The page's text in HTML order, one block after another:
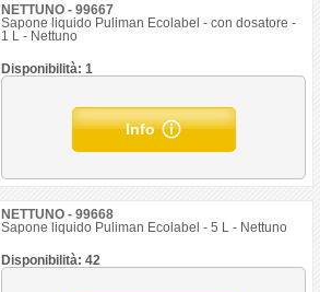
NETTUNO - 99667
Sapone liquido Puliman Ecolabel - con dosatore -
1 L - Nettuno
Disponibilità: 1
Info
NETTUNO - 99668
Sapone liquido Puliman Ecolabel - 5 L - Nettuno
Disponibilità: 42